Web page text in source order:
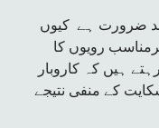
رویوں کا
ہیں کہ کاروبار
کے منفی نتیجے